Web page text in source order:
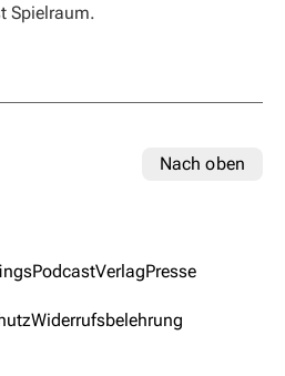
Spielraum.
Nach oben
PodcastVerlagPresse
Widerrufsbelehrung